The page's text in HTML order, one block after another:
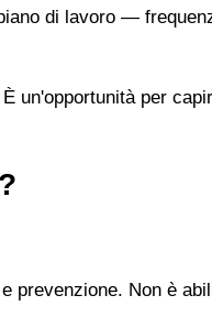
di lavoro —
un'opportunità per
prevenzione. Non è